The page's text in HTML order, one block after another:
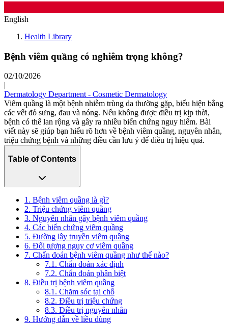
English
Health Library
Bệnh viêm quầng có nghiêm trọng không?
02/10/2026
|
Dermatology Department - Cosmetic Dermatology
Viêm quầng là một bệnh nhiễm trùng da thường gặp, biểu hiện bằng
các vết đỏ sưng, đau và nóng. Nếu không được điều trị kịp thời,
bệnh có thể lan rộng và gây ra nhiều biến chứng nguy hiểm. Bài
viết này sẽ giúp bạn hiểu rõ hơn về bệnh viêm quầng, nguyên nhân,
triệu chứng bệnh và những điều cần lưu ý để điều trị hiệu quả.
Table of Contents
1. Bệnh viêm quầng là gì?
2. Triệu chứng viêm quầng
3. Nguyên nhân gây bệnh viêm quầng
4. Các biến chứng viêm quầng
5. Đường lây truyền viêm quầng
6. Đối tượng nguy cơ viêm quầng
7. Chẩn đoán bệnh viêm quầng như thế nào?
7.1. Chẩn đoán xác định
7.2. Chẩn đoán phân biệt
8. Điều trị bệnh viêm quầng
8.1. Chăm sóc tại chỗ
8.2. Điều trị triệu chứng
8.3. Điều trị nguyên nhân
9. Hướng dẫn về liều dùng